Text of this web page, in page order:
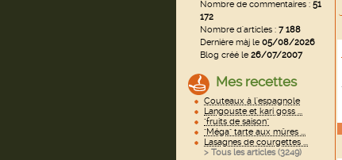
Nombre de commentaires : 51
172
Nombre d'articles : 7 188
Dernière màj le05/08/2026
Blog créé le26/07/2007
Mes recettes
Couteaux à l'espagnole
Langouste et kari goss ...
"fruits de saison"
"Méga" tarte aux mûres ...
Lasagnes de courgettes ...
> Tous les articles (3249)